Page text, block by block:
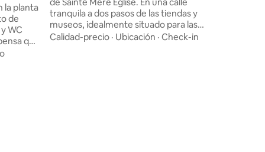
la planta
de
WC
que
con
tranquila a dos pasos de las tiendas y
museos, idealmente situado para las
conmemoraciones del 6 de junio, venga
Calidad-precio · Ubicación · Check-in